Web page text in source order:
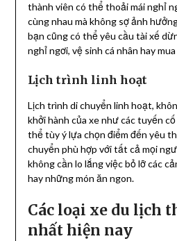
thành viên có thể thoải mái nghỉ
cùng nhau mà không sợ ảnh
bạn cũng có thể yêu cầu tài xế
nghỉ ngơi, vệ sinh cá nhân hay
Lịch trình linh hoạt
Lịch trình di chuyển linh hoạt,
khởi hành của xe như các tuyến
thể tùy ý lựa chọn điểm đến yêu
chuyển phù hợp với tất cả mọi
không cần lo lắng việc bỏ lỡ các
hay những món ăn ngon.
Các loại xe du lịch
nhất hiện nay